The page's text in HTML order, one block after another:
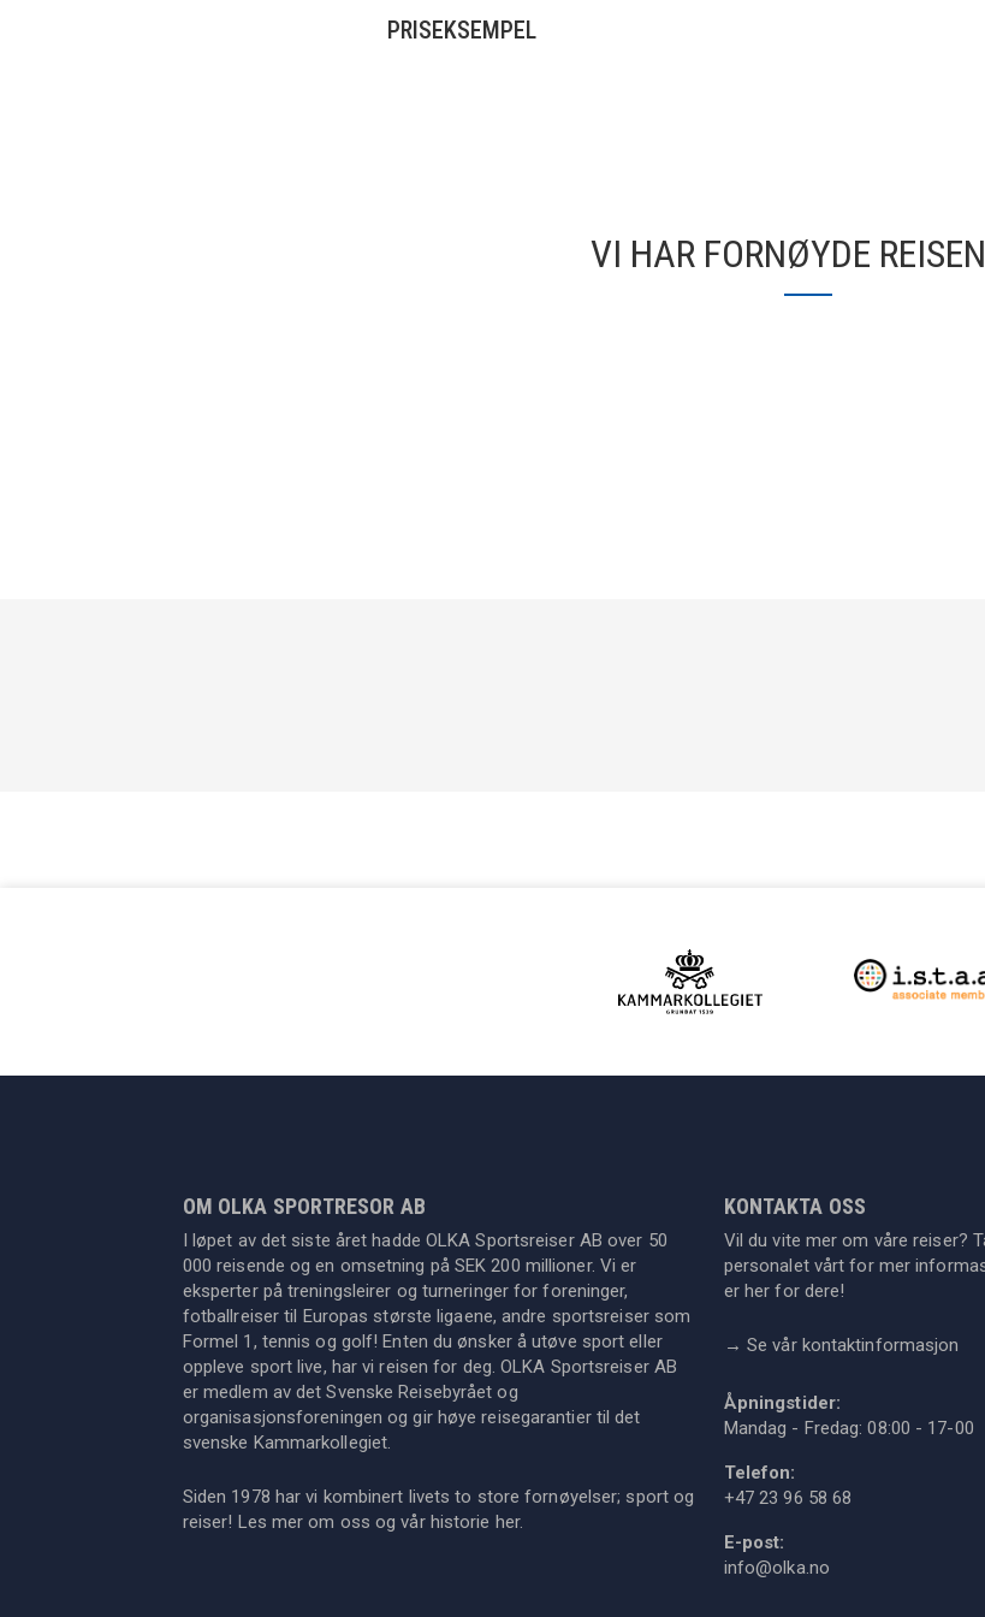
PRISEKSEMPEL
VI HAR FORNØYDE
OM OLKA SPORTRESOR AB
I løpet av det siste året hadde OLKA Sportsreiser AB over 50
000 reisende og en omsetning på SEK 200 millioner. Vi er
eksperter på treningsleirer og turneringer for foreninger,
fotballreiser til Europas største ligaene, andre sportsreiser som
Formel 1, tennis og golf! Enten du ønsker å utøve sport eller
oppleve sport live, har vi reisen for deg. OLKA Sportsreiser AB
er medlem av det Svenske Reisebyrået og
organisasjonsforeningen og gir høye reisegarantier til det
svenske Kammarkollegiet.
Siden 1978 har vi kombinert livets to store fornøyelser; sport og
reiser! Les mer om oss og vår historie her.
KONTAKTA OSS
Vil du vite mer om våre reiser?
personalet vårt for mer
er her for dere!
→ Se vår kontaktinformasjon
Åpningstider:
Mandag - Fredag: 08:00 - 17-00
Telefon:
+47 23 96 58 68
E-post:
info@olka.no